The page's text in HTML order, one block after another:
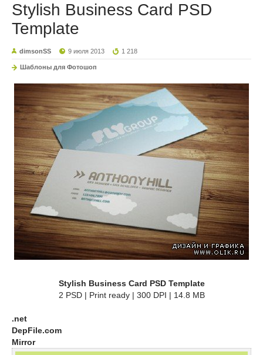
Stylish Business Card PSD
Template
dimsonSS 9 июля 2013 1 218
Шаблоны для Фотошоп
Stylish Business Card PSD Template
2 PSD | Print ready | 300 DPI | 14.8 MB
.net
DepFile.com
Mirror